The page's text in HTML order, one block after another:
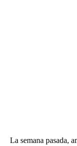
La semana pasada,